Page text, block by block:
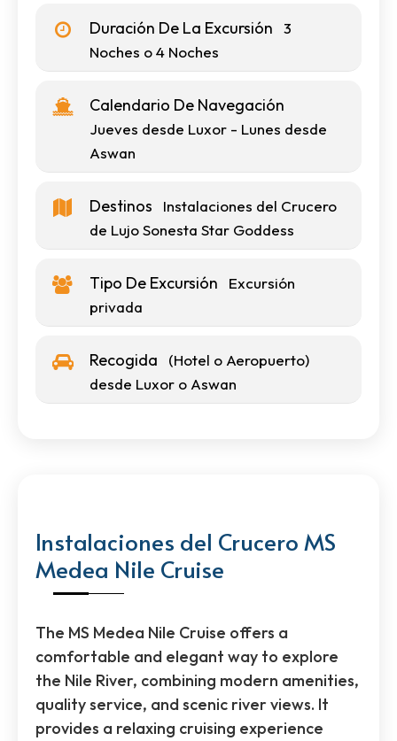
Duración De La Excursión
3
Noches o 4 Noches
Calendario De Navegación
Jueves desde Luxor - Lunes desde
Aswan
Destinos
Instalaciones del Crucero
de Lujo Sonesta Star Goddess
Tipo De Excursión
Excursión
privada
Recogida
(Hotel o Aeropuerto)
desde Luxor o Aswan
Instalaciones del Crucero MS
Medea Nile Cruise
The MS Medea Nile Cruise offers a
comfortable and elegant way to explore
the Nile River, combining modern amenities,
quality service, and scenic river views. It
provides a relaxing cruising experience